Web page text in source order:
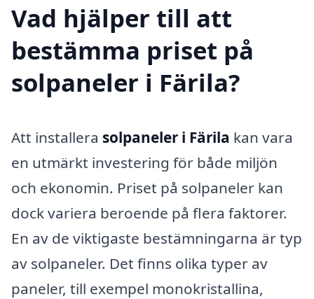
Vad hjälper till att
bestämma priset på
solpaneler i Färila?
Att installera solpaneler i Färila kan vara
en utmärkt investering för både miljön
och ekonomin. Priset på solpaneler kan
dock variera beroende på flera faktorer.
En av de viktigaste bestämningarna är typ
av solpaneler. Det finns olika typer av
paneler, till exempel monokristallina,